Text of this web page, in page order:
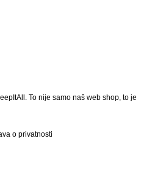
To nije samo naš web shop, to je
o privatnosti